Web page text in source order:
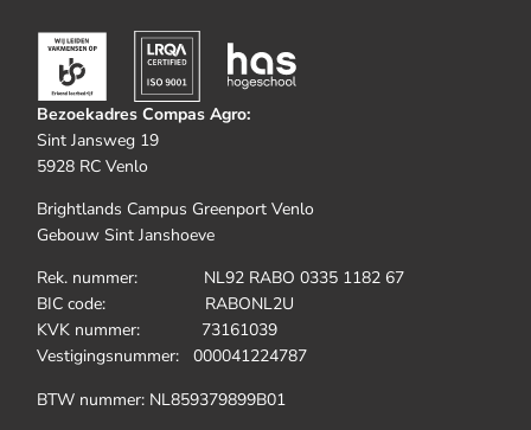
Bezoekadres Compas Agro:
Sint Jansweg 19
5928 RC Venlo
Brightlands Campus Greenport Venlo
Gebouw Sint Janshoeve
Rek. nummer: NL92 RABO 0335 1182 67
BIC code: RABONL2U
KVK nummer: 73161039
Vestigingsnummer: 000041224787
BTW nummer: NL859379899B01